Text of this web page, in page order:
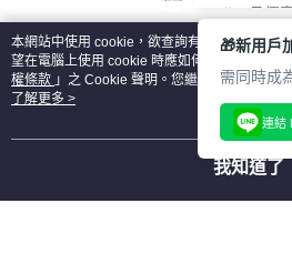
熱門標籤
本網站中使用 cookie，欲查詢有關本網站使用
望在電腦上使用 cookie 時應如何變更電腦的
權條款 」之 Cookie 聲明。您繼續使用本網站
用條款之 Cookie 聲明使用 cookie。
了解更多 >
我知道了
🎉 8月優
①LINE購
②每周限
③指定商
上班鞋、
好搭、出
🎁新用戶
需同時成
連結